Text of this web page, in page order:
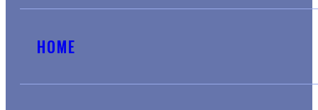
HOME